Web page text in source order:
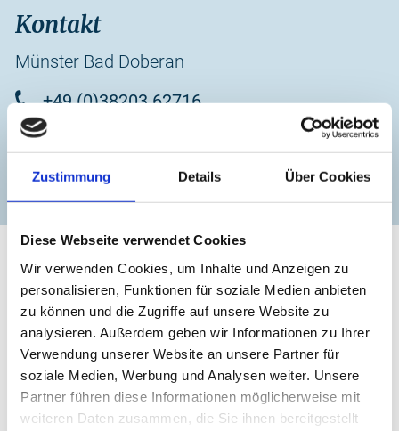
Zustimmung Details Über Cookies
Diese Webseite verwendet Cookies
Wir verwenden Cookies, um Inhalte und Anzeigen zu
personalisieren, Funktionen für soziale Medien anbieten
zu können und die Zugriffe auf unsere Website zu
analysieren. Außerdem geben wir Informationen zu Ihrer
Verwendung unserer Website an unsere Partner für
soziale Medien, Werbung und Analysen weiter. Unsere
Partner führen diese Informationen möglicherweise mit
weiteren Daten zusammen, die Sie ihnen bereitgestellt
Kontakt
Münster Bad Doberan
+49 (0)38203 62716
verwaltung@muenster-doberan.de
zur Website
Dachstuhl und zu den Glocken mit Ostseeblick.
Normalpreis:
Besichtigung 3,00 €
Führung 5,00 €
Der Rabatt gilt nicht auf bereits ermäßigte Eintrittskarten.